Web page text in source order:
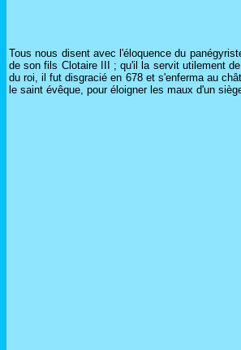
Tous nous disent avec l'éloquence du
de son fils Clotaire III ; qu'il la servit utilement
du roi, il fut disgracié en 678 et s'enferma au
le saint évêque, pour éloigner les maux d'un